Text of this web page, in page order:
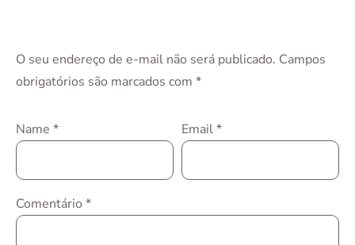
O seu endereço de e-mail não será publicado. Campos
obrigatórios são marcados com *
Name * Email*
Comentário *